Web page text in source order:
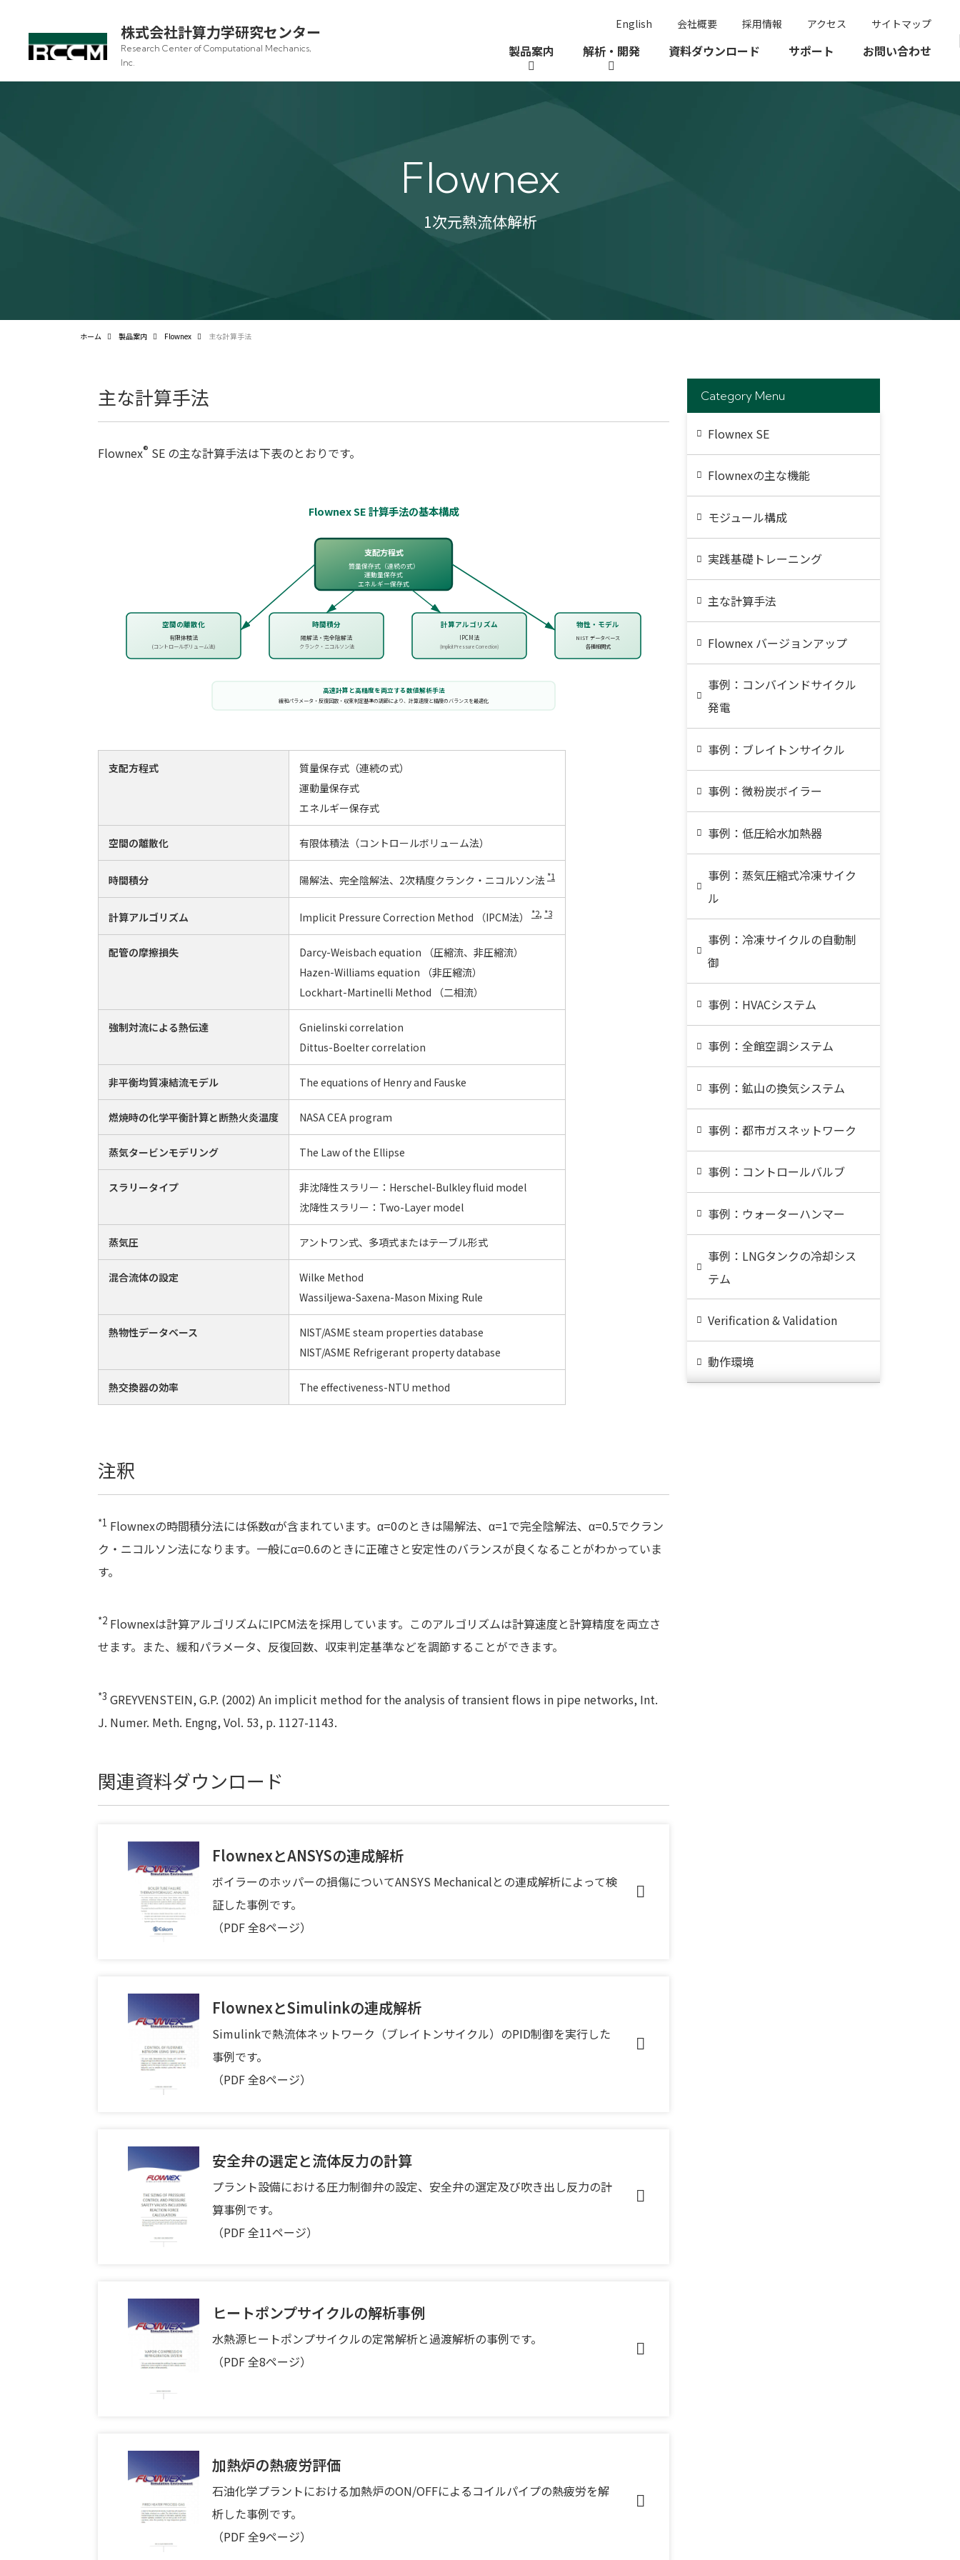
株式会社計算力学研究センター
Research Center of Computational Mechanics,
Inc.
English 会社概要 採用情報 アクセス サイトマップ
製品案内 解析・開発 資料ダウンロード サポート お問い合わせ
Flownex
1次元熱流体解析
ホーム 製品案内 Flownex 主な計算手法
主な計算手法
Flownex® SE の主な計算手法は下表のとおりです。
Flownex SE 計算手法の基本構成
支配方程式
質量保存式（連続の式）
運動量保存式
エネルギー保存式
空間の離散化
有限体積法
(コントロールボリューム法)
時間積分
陽解法・完全陰解法
クランク・ニコルソン法
計算アルゴリズム
IPCM法
(Implicit Pressure Correction)
物性・モデル
NIST データベース
各種相関式
高速計算と高精度を両立する数値解析手法
緩和パラメータ・反復回数・収束判定基準の調節により、計算速度と精度のバランスを最適化
支配方程式
質量保存式（連続の式）
運動量保存式
エネルギー保存式
空間の離散化 有限体積法（コントロールボリューム法）
時間積分 陽解法、完全陰解法、2次精度クランク・ニコルソン法 *1
計算アルゴリズム Implicit Pressure Correction Method （IPCM法） *2, *3
配管の摩擦損失
Darcy-Weisbach equation （圧縮流、非圧縮流）
Hazen-Williams equation （非圧縮流）
Lockhart-Martinelli Method （二相流）
強制対流による熱伝達
Gnielinski correlation
Dittus-Boelter correlation
非平衡均質凍結流モデル The equations of Henry and Fauske
燃焼時の化学平衡計算と断熱火炎温度 NASA CEA program
蒸気タービンモデリング The Law of the Ellipse
スラリータイプ
非沈降性スラリー：Herschel-Bulkley fluid model
沈降性スラリー：Two-Layer model
蒸気圧 アントワン式、多項式またはテーブル形式
混合流体の設定
Wilke Method
Wassiljewa-Saxena-Mason Mixing Rule
熱物性データベース
NIST/ASME steam properties database
NIST/ASME Refrigerant property database
熱交換器の効率 The effectiveness-NTU method
注釈
*1 Flownexの時間積分法には係数αが含まれています。α=0のときは陽解法、α=1で完全陰解法、α=0.5でクラン
ク・ニコルソン法になります。一般にα=0.6のときに正確さと安定性のバランスが良くなることがわかっていま
す。
*2 Flownexは計算アルゴリズムにIPCM法を採用しています。このアルゴリズムは計算速度と計算精度を両立さ
せます。また、緩和パラメータ、反復回数、収束判定基準などを調節することができます。
*3 GREYVENSTEIN, G.P. (2002) An implicit method for the analysis of transient flows in pipe networks, Int.
J. Numer. Meth. Engng, Vol. 53, p. 1127-1143.
関連資料ダウンロード
FlownexとANSYSの連成解析
ボイラーのホッパーの損傷についてANSYS Mechanicalとの連成解析によって検
証した事例です。
（PDF 全8ページ）
FlownexとSimulinkの連成解析
Simulinkで熱流体ネットワーク（ブレイトンサイクル）のPID制御を実行した
事例です。
（PDF 全8ページ）
安全弁の選定と流体反力の計算
プラント設備における圧力制御弁の設定、安全弁の選定及び吹き出し反力の計
算事例です。
（PDF 全11ページ）
ヒートポンプサイクルの解析事例
水熱源ヒートポンプサイクルの定常解析と過渡解析の事例です。
（PDF 全8ページ）
加熱炉の熱疲労評価
石油化学プラントにおける加熱炉のON/OFFによるコイルパイプの熱疲労を解
析した事例です。
（PDF 全9ページ）
Category Menu
Flownex SE
Flownexの主な機能
モジュール構成
実践基礎トレーニング
主な計算手法
Flownex バージョンアップ
事例：コンバインドサイクル
発電
事例：ブレイトンサイクル
事例：微粉炭ボイラー
事例：低圧給水加熱器
事例：蒸気圧縮式冷凍サイク
ル
事例：冷凍サイクルの自動制
御
事例：HVACシステム
事例：全館空調システム
事例：鉱山の換気システム
事例：都市ガスネットワーク
事例：コントロールバルブ
事例：ウォーターハンマー
事例：LNGタンクの冷却シス
テム
Verification & Validation
動作環境